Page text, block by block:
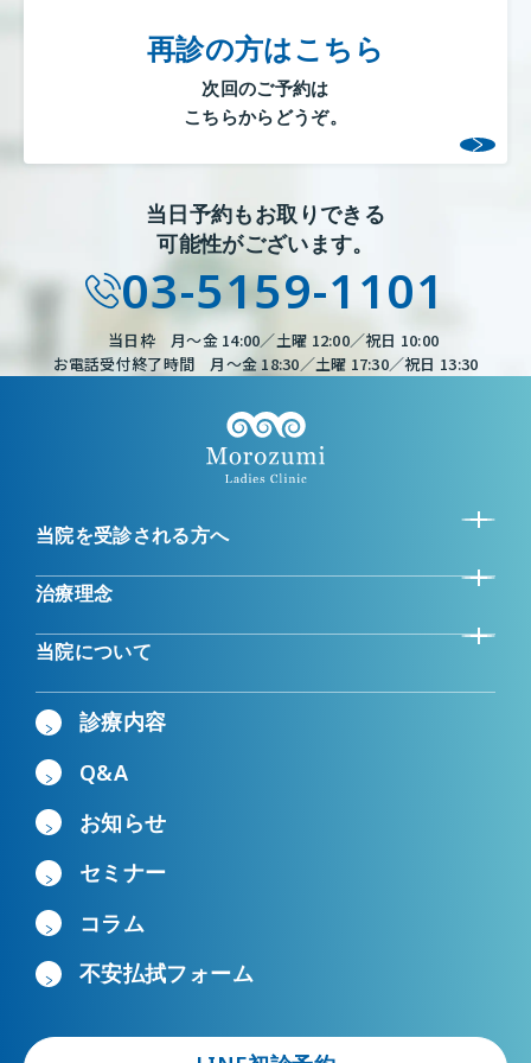
再診の方はこちら
次回のご予約は
こちらからどうぞ。
当日予約もお取りできる
可能性がございます。
03-5159-1101
当日枠 月～金 14:00／土曜 12:00／祝日 10:00
お電話受付終了時間 月～金 18:30／土曜 17:30／祝日 13:30
当院を受診される方へ
治療理念
当院について
診療内容
Q&A
お知らせ
セミナー
コラム
不安払拭フォーム